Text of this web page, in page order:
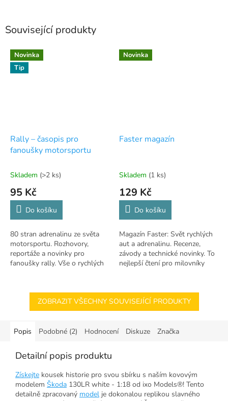
Související produkty
Novinka
Tip
Rally – časopis pro
fanoušky motorsportu
Skladem (>2 ks)
95 Kč
Do košíku
80 stran adrenalinu ze světa
motorsportu. Rozhovory,
reportáže a novinky pro
fanoušky rally. Vše o rychlých
Novinka
Faster magazín
Skladem (1 ks)
129 Kč
Do košíku
Magazín Faster: Svět rychlých
aut a adrenalinu. Recenze,
závody a technické novinky. To
nejlepší čtení pro milovníky
ZOBRAZIT VŠECHNY SOUVISEJÍCÍ PRODUKTY
Popis Podobné (2) Hodnocení Diskuze Značka
Detailní popis produktu
Získejte kousek historie pro svou sbírku s naším kovovým
modelem Škoda 130LR white - 1:18 od ixo Models®! Tento
detailně zpracovaný model je dokonalou replikou slavného